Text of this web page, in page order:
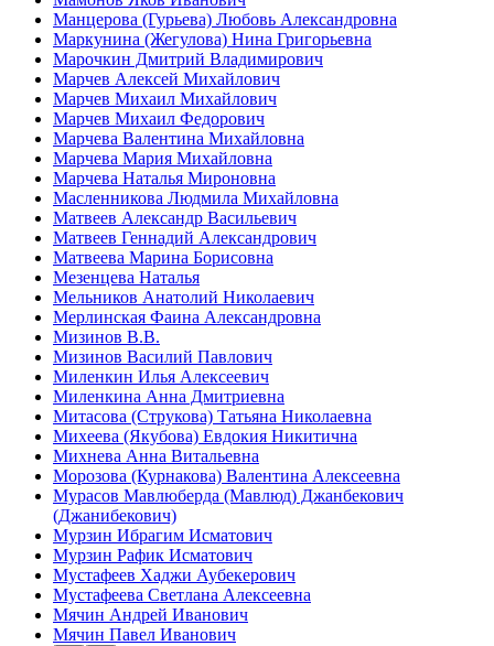
Манцерова (Гурьева) Любовь Александровна
Маркунина (Жегулова) Нина Григорьевна
Марочкин Дмитрий Владимирович
Марчев Алексей Михайлович
Марчев Михаил Михайлович
Марчев Михаил Федорович
Марчева Валентина Михайловна
Марчева Мария Михайловна
Марчева Наталья Мироновна
Масленникова Людмила Михайловна
Матвеев Александр Васильевич
Матвеев Геннадий Александрович
Матвеева Марина Борисовна
Мезенцева Наталья
Мельников Анатолий Николаевич
Мерлинская Фаина Александровна
Мизинов В.В.
Мизинов Василий Павлович
Миленкин Илья Алексеевич
Миленкина Анна Дмитриевна
Митасова (Струкова) Татьяна Николаевна
Михеева (Якубова) Евдокия Никитична
Михнева Анна Витальевна
Морозова (Курнакова) Валентина Алексеевна
Мурасов Мавлюберда (Мавлюд) Джанбекович
(Джанибекович)
Мурзин Ибрагим Исматович
Мурзин Рафик Исматович
Мустафеев Хаджи Аубекерович
Мустафеева Светлана Алексеевна
Мячин Андрей Иванович
Мячин Павел Иванович